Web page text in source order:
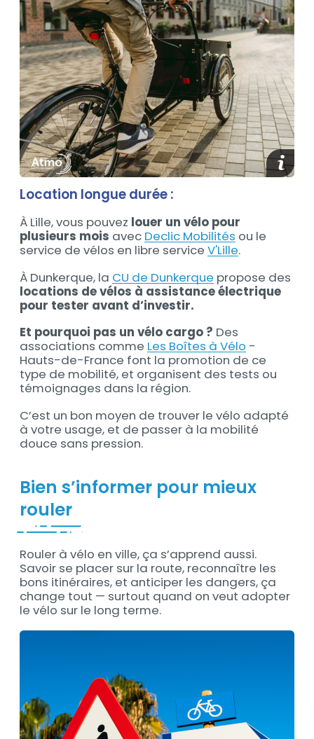
Location longue durée :
À Lille, vous pouvez louer un vélo pour
plusieurs mois avec Declic Mobilités ou le
service de vélos en libre service V'Lille.
À Dunkerque, la CU de Dunkerque propose des
locations de vélos à assistance électrique
pour tester avant d’investir.
Et pourquoi pas un vélo cargo ? Des
associations comme Les Boîtes à Vélo -
Hauts-de-France font la promotion de ce
type de mobilité, et organisent des tests ou
témoignages dans la région.
C’est un bon moyen de trouver le vélo adapté
à votre usage, et de passer à la mobilité
douce sans pression.
Bien s’informer pour mieux
rouler
Rouler à vélo en ville, ça s’apprend aussi.
Savoir se placer sur la route, reconnaître les
bons itinéraires, et anticiper les dangers, ça
change tout — surtout quand on veut adopter
le vélo sur le long terme.